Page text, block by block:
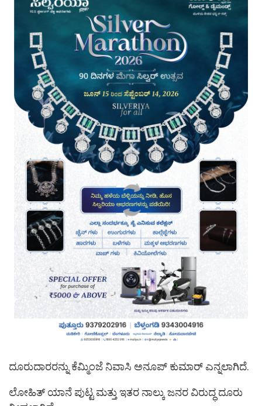
ದೂರುದಾರರನ್ನು ಕೆಮ್ಮಿಂಜೆ ನಿವಾಸಿ ಅನೂಪ್ ಕುಮಾರ್ ಎನ್ನಲಾಗಿದೆ.
ಲೋಹಿತ್ ಯಾನೆ ಪುಟ್ಟ ಮತ್ತು ಇತರ ನಾಲ್ಕು ಜನರ ವಿರುದ್ಧ ದೂರು